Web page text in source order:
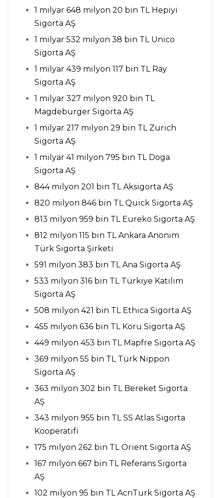
1 milyar 648 milyon 20 bin TL Hepiyi
Sigorta AŞ
1 milyar 532 milyon 38 bin TL Unico
Sigorta AŞ
1 milyar 439 milyon 117 bin TL Ray
Sigorta AŞ
1 milyar 327 milyon 920 bin TL
Magdeburger Sigorta AŞ
1 milyar 217 milyon 29 bin TL Zurich
Sigorta AŞ
1 milyar 41 milyon 795 bin TL Doga
Sigorta AŞ
844 milyon 201 bin TL Aksigorta AŞ
820 milyon 846 bin TL Quick Sigorta AŞ
813 milyon 959 bin TL Eureko Sigorta AŞ
812 milyon 115 bin TL Ankara Anonim
Türk Sigorta Şirketi
591 milyon 383 bin TL Ana Sigorta AŞ
533 milyon 316 bin TL Türkiye Katılım
Sigorta AŞ
508 milyon 421 bin TL Ethica Sigorta AŞ
455 milyon 636 bin TL Koru Sigorta AŞ
449 milyon 453 bin TL Mapfre Sigorta AŞ
369 milyon 55 bin TL Türk Nippon
Sigorta AŞ
363 milyon 302 bin TL Bereket Sigorta
AŞ
343 milyon 955 bin TL SS Atlas Sigorta
Kooperatifi
175 milyon 262 bin TL Orient Sigorta AŞ
167 milyon 667 bin TL Referans Sigorta
AŞ
102 milyon 95 bin TL AcnTurk Sigorta AŞ